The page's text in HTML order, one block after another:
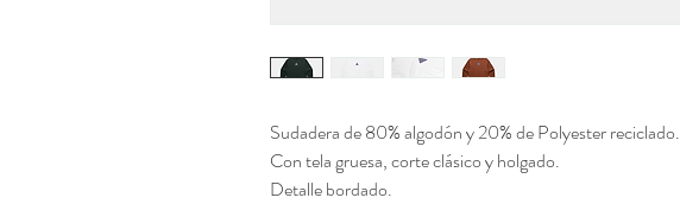
Sudadera de 80% algodón y 20% de Polyester reciclado.
Con tela gruesa, corte clásico y holgado.
Detalle bordado.